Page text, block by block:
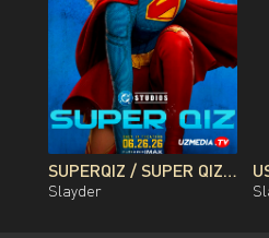
SUPERQIZ / SUPER QIZ PREMYERA DC FILMI UZBEK TILIDA O'ZBEKCHA 2026 TARJIMA KINO FULL HD TAS-IX SKACHAT
Slayder